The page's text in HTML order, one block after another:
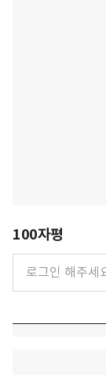
100자평